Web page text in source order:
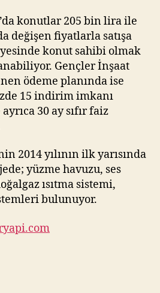
konutlar 205 bin lira ile
değişen fiyatlarla satışa
konut sahibi olmak
Gençler İnşaat
ödeme planında ise
15 indirim imkanı
30 ay sıfır faiz
2014 yılının ilk yarısında
yüzme havuzu, ses
ısıtma sistemi,
bulunuyor.